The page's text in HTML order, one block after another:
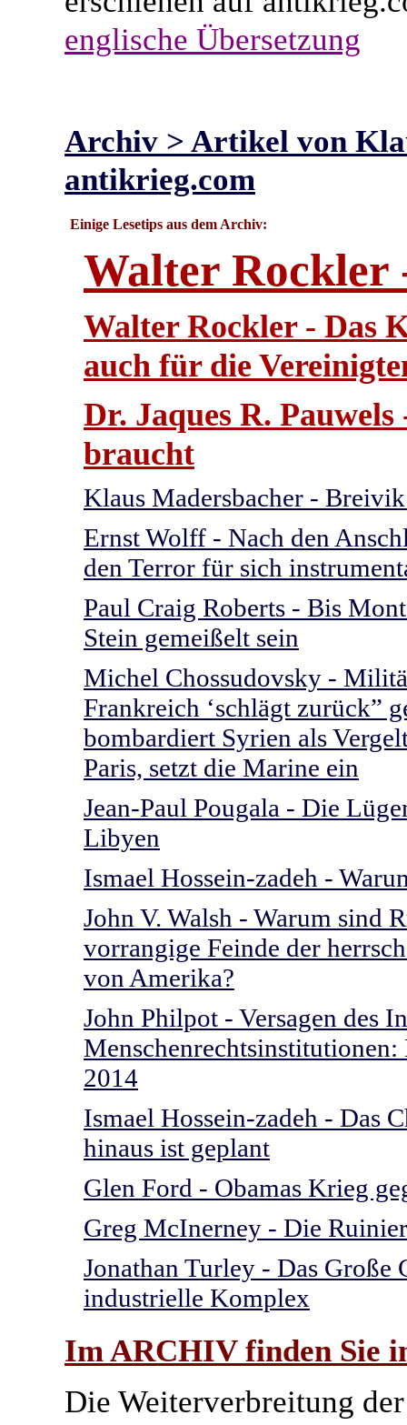
englische Übersetzung
Archiv > Artikel von
antikrieg.com
Einige Lesetips aus dem Archiv:
Walter Rockler
Walter Rockler - Das
auch für die
Dr. Jaques R.
braucht
Klaus Madersbacher -
Ernst Wolff - Nach den
den Terror für sich
Paul Craig Roberts - Bis
Stein gemeißelt sein
Michel Chossudovsky -
Frankreich ‘schlägt zurück”
bombardiert Syrien als
Paris, setzt die Marine ein
Jean-Paul Pougala - Die
Libyen
Ismael Hossein-zadeh -
John V. Walsh - Warum sind
vorrangige Feinde der
von Amerika?
John Philpot - Versagen des
2014
Ismael Hossein-zadeh - Das
hinaus ist geplant
Glen Ford - Obamas Krieg
Greg McInerney - Die
Jonathan Turley - Das
industrielle Komplex
Im ARCHIV finden Sie
Die Weiterverbreitung